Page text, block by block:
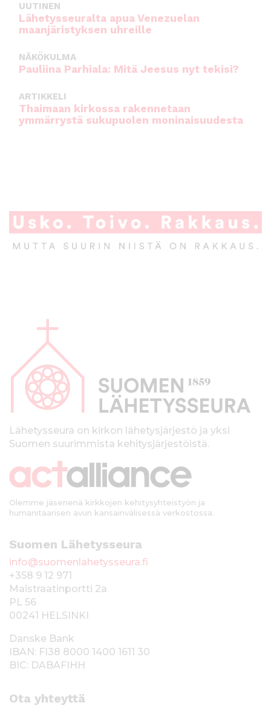
UUTINEN
Lähetysseuralta apua Venezuelan
maanjäristyksen uhreille
NÄKÖKULMA
Pauliina Parhiala: Mitä Jeesus nyt tekisi?
ARTIKKELI
Thaimaan kirkossa rakennetaan
ymmärrystä sukupuolen moninaisuudesta
p
kLähetysseura on kirkon lähetysjärjestö ja yksi
Suomen suurimmista kehitysjärjestöistä.
Olemme jäsenenä kirkkojen kehitysyhteistyön ja
humanitaarisen avun kansainvälisessä verkostossa.
Suomen Lähetysseura
info@suomenlahetysseura.fi
+358 9 12 971
Maistraatinportti 2a
PL 56
00241 HELSINKI
Danske Bank
IBAN: FI38 8000 1400 1611 30
BIC: DABAFIHH
Ota yhteyttä